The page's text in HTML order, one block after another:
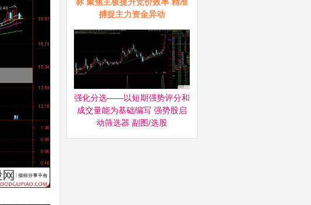
捕捉主力资金异动
强化分选——以短期强势评分和
成交量能为基础编写 强势股启
动筛选器‌ 副图/选股